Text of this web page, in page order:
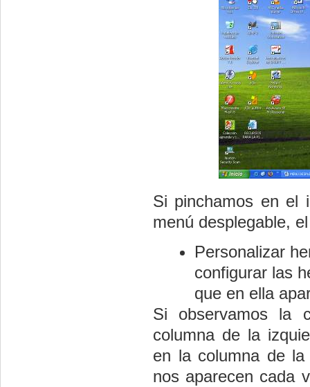
Si pinchamos en el
menú desplegable,
Personalizar
configurar las
que en ella
Si observamos la
columna de la
en la columna de la
nos aparecen cada